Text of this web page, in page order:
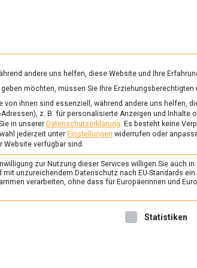
andere uns helfen, diese Website und Ihre
möchten, müssen Sie Ihre Erziehungsberechtigten
ihnen sind essenziell, während andere uns helfen,
z. B. für personalisierte Anzeigen und Inhalte
in unserer Datenschutzerklärung. Es besteht keine
jederzeit unter Einstellungen widerrufen oder
Website verfügbar sind.
zur Nutzung dieser Services willigen Sie auch
mit unzureichendem Datenschutz nach EU-Standards
verarbeiten, ohne dass für Europäerinnen und
erteilt werden kann. Die ersteStatistiken